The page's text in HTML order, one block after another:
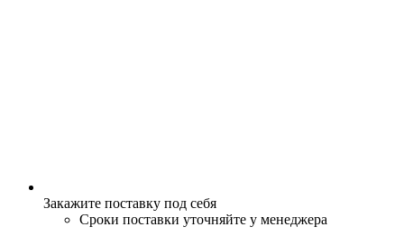
Закажите поставку под себя
Сроки поставки уточняйте у менеджера